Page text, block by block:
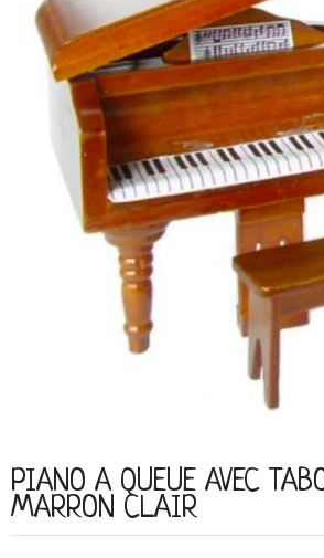
PIANO A QUEUE AVEC
MARRON CLAIR